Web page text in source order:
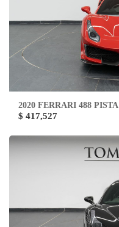
2020 FERRARI 488 PISTA
$ 417,527